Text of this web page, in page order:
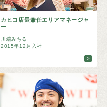
カヒコ店長兼任エリアマネージャ
ー
川端みちる
2015年12月入社